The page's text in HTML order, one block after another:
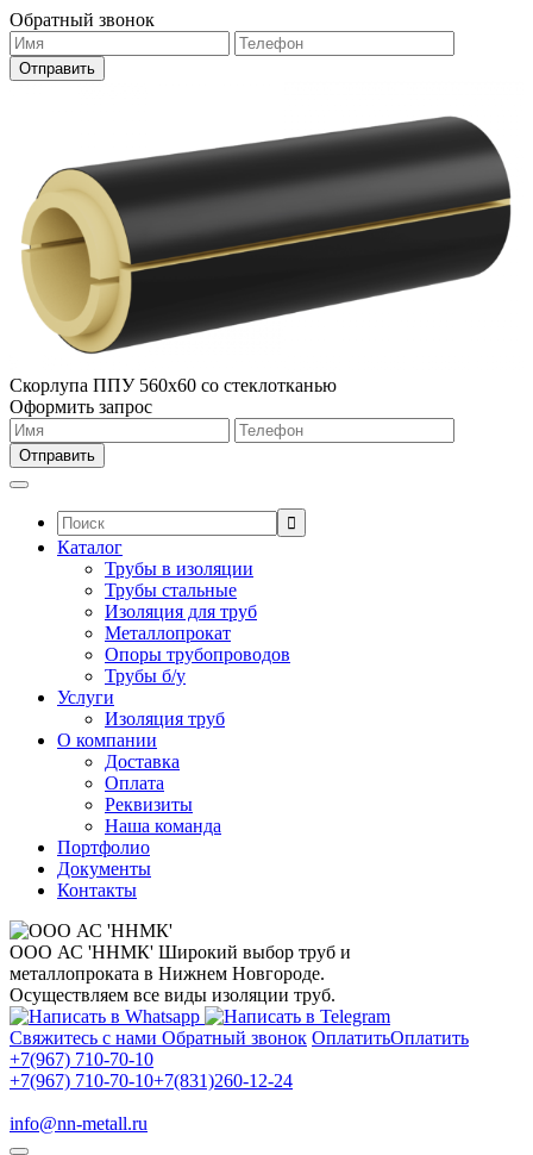
Обратный звонок
Скорлупа ППУ 560х60 со стеклотканью
Оформить запрос
Поиск:
Каталог
Трубы в изоляции
Трубы стальные
Изоляция для труб
Металлопрокат
Опоры трубопроводов
Трубы б/у
Услуги
Изоляция труб
О компании
Доставка
Оплата
Реквизиты
Наша команда
Портфолио
Документы
Контакты
ООО АС 'ННМК' Широкий выбор труб и
металлопроката в Нижнем Новгороде.
Осуществляем все виды изоляции труб.
Свяжитесь с нами Обратный звонок ОплатитьОплатить
+7(967) 710-70-10
+7(967) 710-70-10+7(831)260-12-24
info@nn-metall.ru